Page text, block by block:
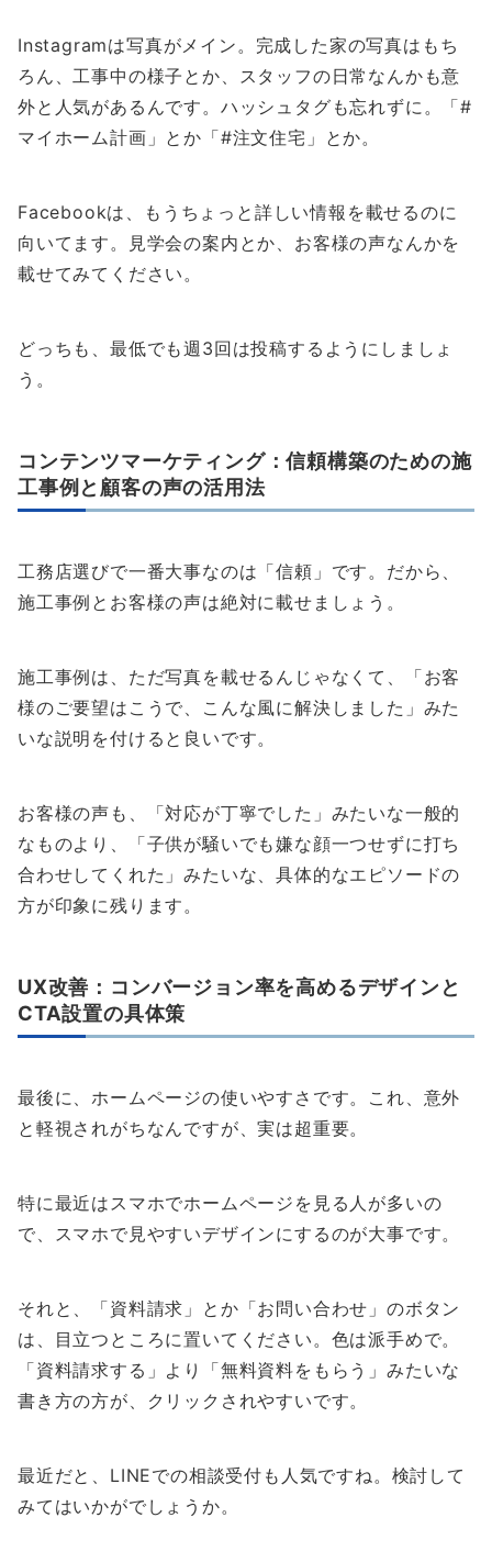
Instagramは写真がメイン。完成した家の写真はもち
ろん、工事中の様子とか、スタッフの日常なんかも意
外と人気があるんです。ハッシュタグも忘れずに。「#
マイホーム計画」とか「#注文住宅」とか。
Facebookは、もうちょっと詳しい情報を載せるのに
向いてます。見学会の案内とか、お客様の声なんかを
載せてみてください。
どっちも、最低でも週3回は投稿するようにしましょ
う。
コンテンツマーケティング：信頼構築のための施
工事例と顧客の声の活用法
工務店選びで一番大事なのは「信頼」です。だから、
施工事例とお客様の声は絶対に載せましょう。
施工事例は、ただ写真を載せるんじゃなくて、「お客
様のご要望はこうで、こんな風に解決しました」みた
いな説明を付けると良いです。
お客様の声も、「対応が丁寧でした」みたいな一般的
なものより、「子供が騒いでも嫌な顔一つせずに打ち
合わせしてくれた」みたいな、具体的なエピソードの
方が印象に残ります。
UX改善：コンバージョン率を高めるデザインと
CTA設置の具体策
最後に、ホームページの使いやすさです。これ、意外
と軽視されがちなんですが、実は超重要。
特に最近はスマホでホームページを見る人が多いの
で、スマホで見やすいデザインにするのが大事です。
それと、「資料請求」とか「お問い合わせ」のボタン
は、目立つところに置いてください。色は派手めで。
「資料請求する」より「無料資料をもらう」みたいな
書き方の方が、クリックされやすいです。
最近だと、LINEでの相談受付も人気ですね。検討して
みてはいかがでしょうか。